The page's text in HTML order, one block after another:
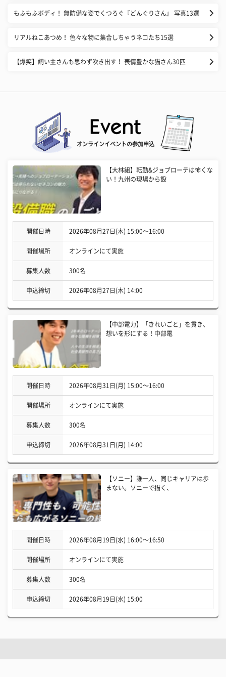
もふもふボディ！ 無防備な姿でくつろぐ『どんぐりさん』 写真13選
リアルねこあつめ！ 色々な物に集合しちゃうネコたち15選
【爆笑】飼い主さんも思わず吹き出す！ 表情豊かな猫さん30匹
オンラインイベントの参加申込
【大林組】転勤&ジョブローテは怖くな
い！九州の現場から設
開催日時 2026年08月27日(木) 15:00〜16:00
開催場所 オンラインにて実施
募集人数 300名
申込締切 2026年08月27日(木) 14:00
【中部電力】「きれいごと」を貫き、
想いを形にする！中部電
開催日時 2026年08月31日(月) 15:00〜16:00
開催場所 オンラインにて実施
募集人数 300名
申込締切 2026年08月31日(月) 14:00
【ソニー】誰一人、同じキャリアは歩
まない。ソニーで描く、
開催日時 2026年08月19日(水) 16:00〜16:50
開催場所 オンラインにて実施
募集人数 300名
申込締切 2026年08月19日(水) 15:00